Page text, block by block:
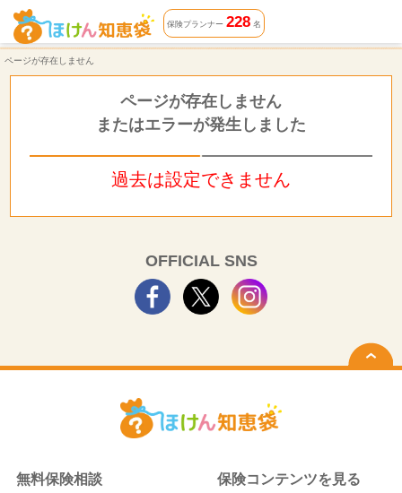
ページが存在しません | ほけん知恵袋
保険プランナー 228名
ページが存在しません
ページが存在しません
またはエラーが発生しました
過去は設定できません
OFFICIAL SNS
無料保険相談 保険コンテンツを見る